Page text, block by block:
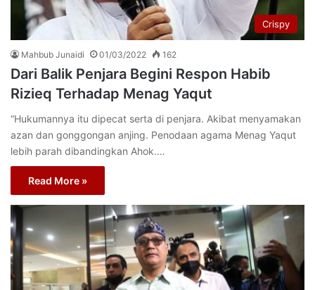
Crispy
Mahbub Junaidi 01/03/2022 162
Dari Balik Penjara Begini Respon Habib
Rizieq Terhadap Menag Yaqut
“Hukumannya itu dipecat serta di penjara. Akibat menyamakan
azan dan gonggongan anjing. Penodaan agama Menag Yaqut
lebih parah dibandingkan Ahok.…
Read More »